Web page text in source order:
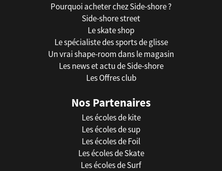
Pourquoi acheter chez Side-shore ?
Side-shore street
Le skate shop
Le spécialiste des sports de glisse
Un vrai shape-room dans le magasin
Les news et actu de Side-shore
Les Offres club
Nos Partenaires
Les écoles de kite
Les écoles de sup
Les écoles de Foil
Les écoles de Skate
Les écoles de Surf